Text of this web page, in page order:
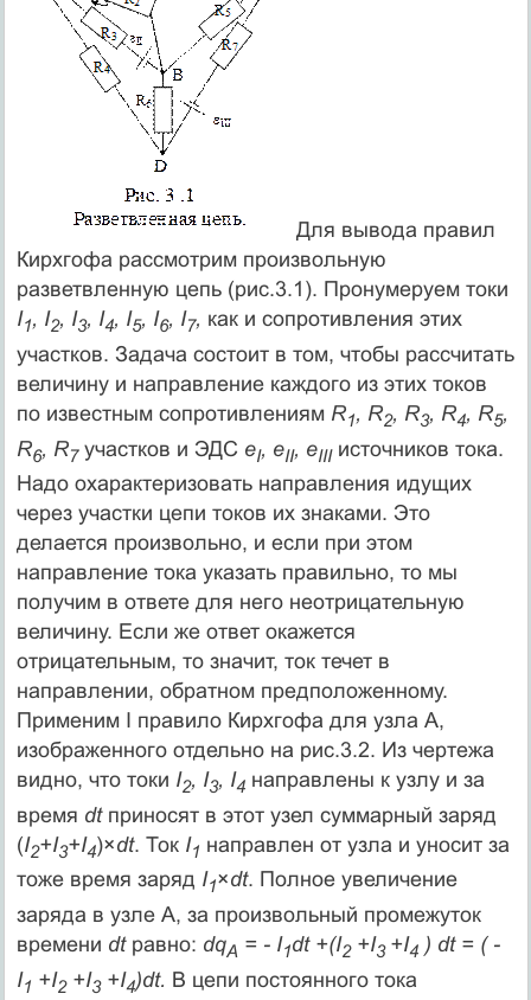
Для вывода правил
Кирхгофа рассмотрим произвольную
разветвленную цепь (рис.3.1). Пронумеруем токи
I1, I2, I3, I4, I5, I6, I7, как и сопротивления этих
участков. Задача состоит в том, чтобы рассчитать
величину и направление каждого из этих токов
по известным сопротивлениям R1, R2, R3, R4, R5,
R6, R7участков и ЭДС eI, eII, eIIIисточников тока.
Надо охарактеризовать направления идущих
через участки цепи токов их знаками. Это
делается произвольно, и если при этом
направление тока указать правильно, то мы
получим в ответе для него неотрицательную
величину. Если же ответ окажется
отрицательным, то значит, ток течет в
направлении, обратном предположенному.
Применим I правило Кирхгофа для узла А,
изображенного отдельно на рис.3.2. Из чертежа
видно, что токи I2, I3, I4направлены к узлу и за
время dtприносят в этот узел суммарный заряд
(I2+I3+I4)×dt. Ток I1 направлен от узла и уносит за
тоже время заряд I1×dt. Полное увеличение
заряда в узле А, за произвольный промежуток
времени dt равно: dqA = - I1dt +(I2+I3 +I4) dt = ( -
I1 +I2+I3+I4)dt. В цепи постоянного тока